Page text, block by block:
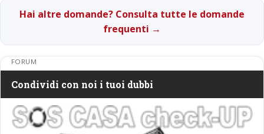
Hai altre domande? Consulta tutte le domande
frequenti →
FORUM
Condividi con noi i tuoi dubbi